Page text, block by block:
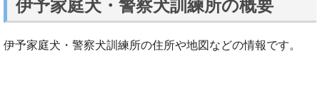
伊予家庭犬・警察犬訓練所の概要
伊予家庭犬・警察犬訓練所の住所や地図などの情報です。